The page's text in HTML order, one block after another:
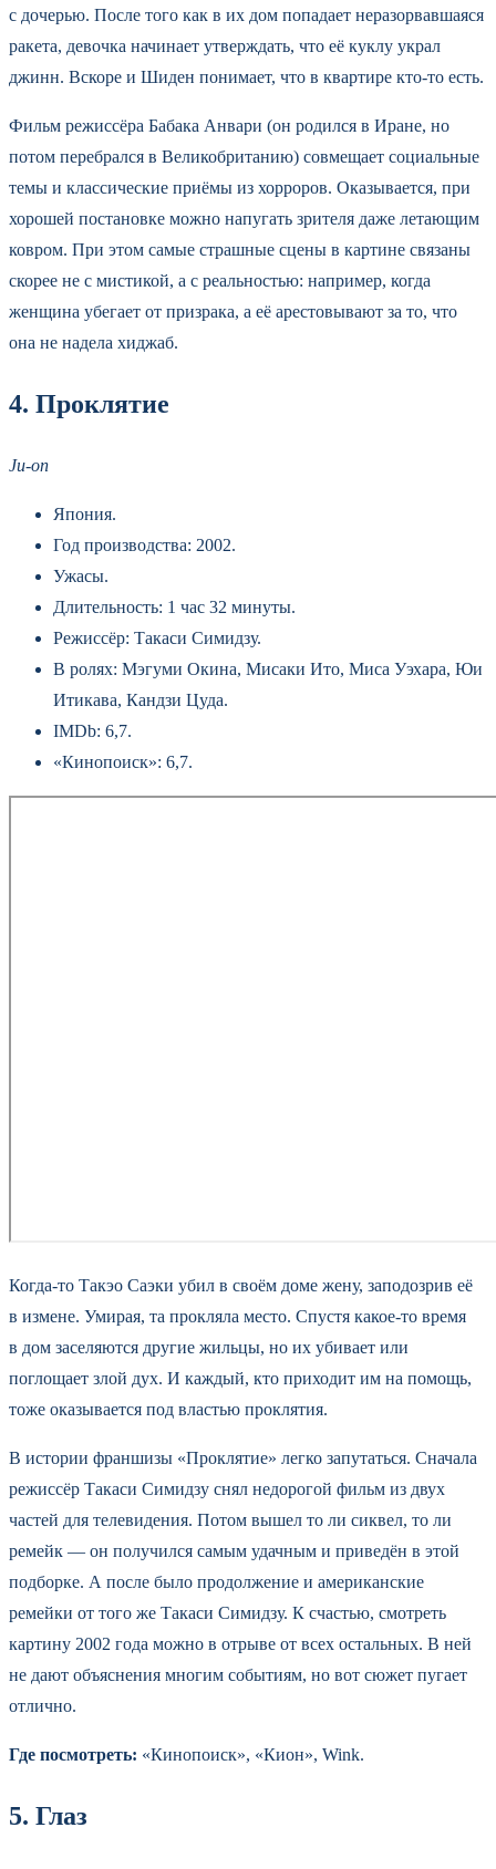
с дочерью. После того как в их дом попадает неразорвавшаяся
ракета, девочка начинает утверждать, что её куклу украл
джинн. Вскоре и Шиден понимает, что в квартире кто-то есть.
Фильм режиссёра Бабака Анвари (он родился в Иране, но
потом перебрался в Великобританию) совмещает социальные
темы и классические приёмы из хорроров. Оказывается, при
хорошей постановке можно напугать зрителя даже летающим
ковром. При этом самые страшные сцены в картине связаны
скорее не с мистикой, а с реальностью: например, когда
женщина убегает от призрака, а её арестовывают за то, что
она не надела хиджаб.
4. Проклятие
Ju-on
Япония.
Год производства: 2002.
Ужасы.
Длительность: 1 час 32 минуты.
Режиссёр: Такаси Симидзу.
В ролях: Мэгуми Окина, Мисаки Ито, Миса Уэхара, Юи
Итикава, Кандзи Цуда.
IMDb: 6,7.
«Кинопоиск»: 6,7.
Когда-то Такэо Саэки убил в своём доме жену, заподозрив её
в измене. Умирая, та прокляла место. Спустя какое-то время
в дом заселяются другие жильцы, но их убивает или
поглощает злой дух. И каждый, кто приходит им на помощь,
тоже оказывается под властью проклятия.
В истории франшизы «Проклятие» легко запутаться. Сначала
режиссёр Такаси Симидзу снял недорогой фильм из двух
частей для телевидения. Потом вышел то ли сиквел, то ли
ремейк — он получился самым удачным и приведён в этой
подборке. А после было продолжение и американские
ремейки от того же Такаси Симидзу. К счастью, смотреть
картину 2002 года можно в отрыве от всех остальных. В ней
не дают объяснения многим событиям, но вот сюжет пугает
отлично.
Где посмотреть: «Кинопоиск», «Кион», Wink.
5. Глаз